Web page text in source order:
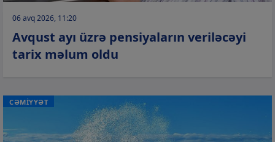
06 avq 2026, 11:20
Avqust ayı üzrə pensiyaların veriləcəyi
tarix məlum oldu
CƏMİYYƏT